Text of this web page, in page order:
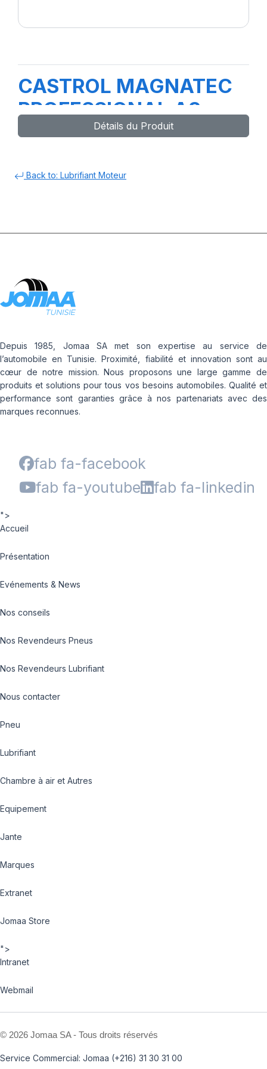
CASTROL MAGNATEC
PROFESSIONAL A3
10W-40 1L(nouv20)
Détails du Produit
Back to: Lubrifiant Moteur
Depuis 1985, Jomaa SA met son expertise au service de
l’automobile en Tunisie. Proximité, fiabilité et innovation sont au
cœur de notre mission. Nous proposons une large gamme de
produits et solutions pour tous vos besoins automobiles. Qualité et
performance sont garanties grâce à nos partenariats avec des
marques reconnues.
fab fa-facebook
fab fa-youtube
fab fa-linkedin
">
Accueil
Présentation
Evénements & News
Nos conseils
Nos Revendeurs Pneus
Nos Revendeurs Lubrifiant
Nous contacter
Pneu
Lubrifiant
Chambre à air et Autres
Equipement
Jante
Marques
Extranet
Jomaa Store
">
Intranet
Webmail
© 2026 Jomaa SA - Tous droits réservés
Service Commercial: Jomaa (+216) 31 30 31 00